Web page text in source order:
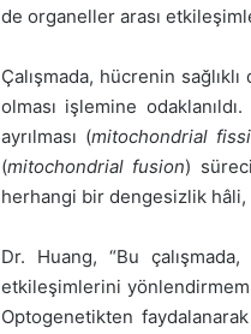
de organeller arası
Çalışmada, hücrenin
olması işlemine
ayrılması (mitochondrial
(mitochondrial fusion)
herhangi bir dengesizlik
Dr. Huang, “Bu
etkileşimlerini
Optogenetikten